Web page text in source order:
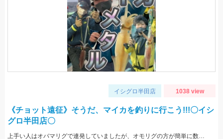
イシグロ半田店 1038 view
《チョット遠征》そうだ、マイカを釣りに行こう!!!〇イシ
グロ半田店〇
上手い人はオバマリグで連発していましたが、オモリグの方が簡単に数を伸ばすことが出来ました!! オモリグ×スイスイドロッパーが大当たり!!